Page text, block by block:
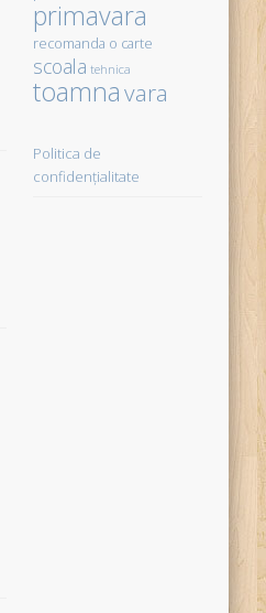
primavara
recomanda o carte
scoala tehnica
toamnavara
Politica de
confidențialitate